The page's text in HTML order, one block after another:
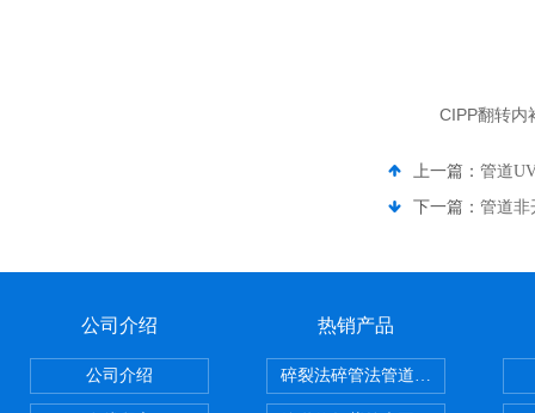
CIPP翻转内
上一篇： 管道
下一篇： 管道非
公司介绍
公司介绍
热销产品
碎裂法碎管法管道修复技术